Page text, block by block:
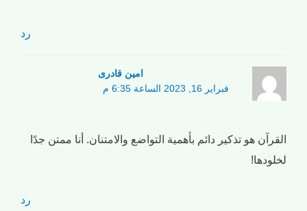
رد
امین قادری
فبراير 16, 2023 الساعة 6:35 م
القرآن هو تذكير دائم بأهمية التواضع والامتنان. أنا ممتن جدًا
لخلودها!
رد